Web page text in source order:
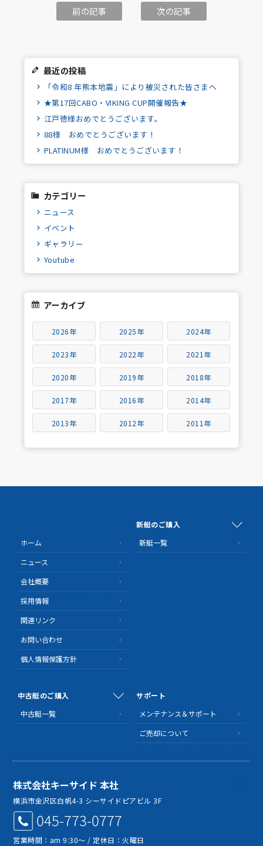
前の記事 次の記事
最近の投稿
「令和8 年熊本地震」により被災された皆さまへ
★第17回CABO・VIKING CUP開催報告★
江戸徳様おめでとうございます。
88様 おめでとうございます！
PLATINUM様 おめでとうございます！
カテゴリー
ニュース
イベント
ギャラリー
Youtube
アーカイブ
2026年 2025年 2024年
2023年 2022年 2021年
2020年 2019年 2018年
2017年 2016年 2014年
2013年 2012年 2011年
ホーム
ニュース
会社概要
採用情報
関連リンク
お問い合わせ
個人情報保護方針
新艇のご購入
新艇一覧
中古艇のご購入
中古艇一覧
サポート
メンテナンス＆サポート
ご売却について
株式会社キーサイド 本社
横浜市金沢区白帆4-3 シーサイドピアビル 3F
045-773-0777
営業時間：am 9:30～ / 定休日：火曜日